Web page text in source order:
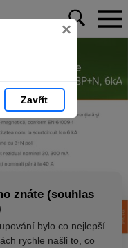
×
Zavřít
znáte (souhlas
bylo co nejlepší
rychle našli to, co